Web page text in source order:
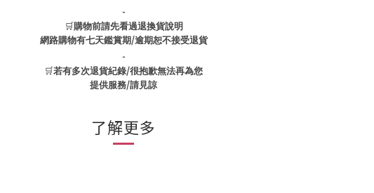
-
🛒購物前請先看過退換貨說明
網路購物有七天鑑賞期/逾期恕不接受退貨
-
🛒若有多次退貨紀錄/很抱歉無法再為您
提供服務/請見諒
了解更多